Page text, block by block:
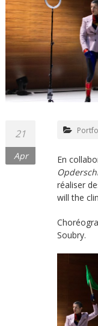
21
Apr
En
réaliser
will the
Soubry.